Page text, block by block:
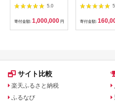
【1360365】
5.0
寄付金額: 1,000,000 円
ケット 券 宿泊
寄付金額:
サイト比較
楽天ふるさと納税
ふるなび